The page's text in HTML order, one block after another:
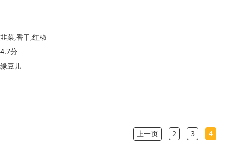
韭菜,香干,红椒
4.7分
缘豆儿
上一页 2 3 4